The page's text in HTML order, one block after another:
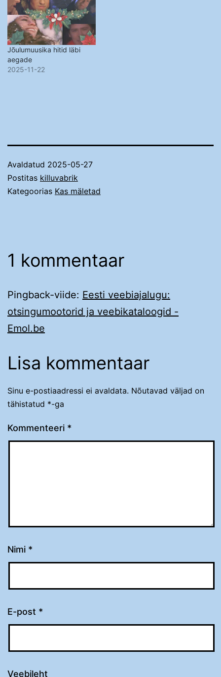
Jõulumuusika hitid läbi
aegade
2025-11-22
Avaldatud 2025-05-27
Postitas killuvabrik
Kategoorias Kas mäletad
1 kommentaar
Pingback-viide: Eesti veebiajalugu:
otsingumootorid ja veebikataloogid -
Emol.be
Lisa kommentaar
Sinu e-postiaadressi ei avaldata. Nõutavad väljad on
tähistatud *-ga
Kommenteeri *
Nimi *
E-post *
Veebileht